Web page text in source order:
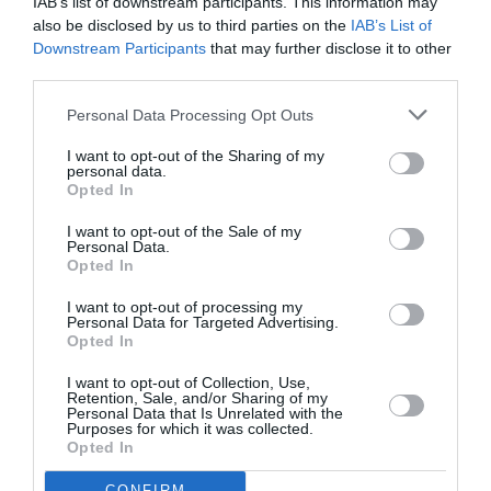
also be disclosed by us to third parties on the IAB’s List of
Downstream Participants that may further disclose it to other
Personal Data Processing Opt Outs
I want to opt-out of the Sharing of my
personal data.
Opted In
I want to opt-out of the Sale of my
Personal Data.
Opted In
I want to opt-out of processing my
Personal Data for Targeted Advertising.
Opted In
I want to opt-out of Collection, Use,
Retention, Sale, and/or Sharing of my
Personal Data that Is Unrelated with the
Purposes for which it was collected.
Opted In
Ενότητα Μεσσηνίας προέβη η Περιφέρεια
Πελοποννήσου, μετά τις...
Έξαρση κατολισθήσεων
καταγράφεται φέτος στο δρόμο
Καλαμάτα – Σπάρτης στον Ταΰγετο